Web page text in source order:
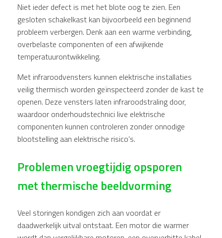
Niet ieder defect is met het blote oog te zien. Een
gesloten schakelkast kan bijvoorbeeld een beginnend
probleem verbergen. Denk aan een warme verbinding,
overbelaste componenten of een afwijkende
temperatuurontwikkeling.
Met infraroodvensters kunnen elektrische installaties
veilig thermisch worden geïnspecteerd zonder de kast te
openen. Deze vensters laten infraroodstraling door,
waardoor onderhoudstechnici live elektrische
componenten kunnen controleren zonder onnodige
blootstelling aan elektrische risico’s.
Problemen vroegtijdig opsporen
met thermische beeldvorming
Veel storingen kondigen zich aan voordat er
daadwerkelijk uitval ontstaat. Een motor die warmer